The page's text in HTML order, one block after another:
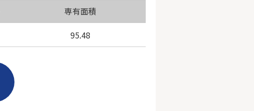
専有面積
95.48